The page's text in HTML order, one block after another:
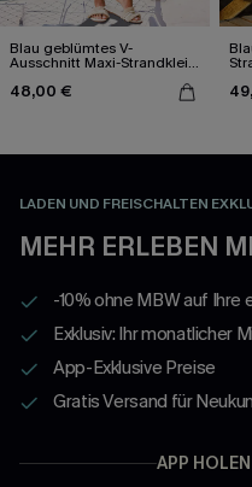
Blau geblümtes V-
Ausschnitt Maxi-Strandkleid
48,00 €
LADEN UND FREISCHALTEN
MEHR ERLEBEN
-10% ohne MBW auf
Exklusiv: Ihr monatlicher
App-Exklusive Preise
Gratis Versand für
APP